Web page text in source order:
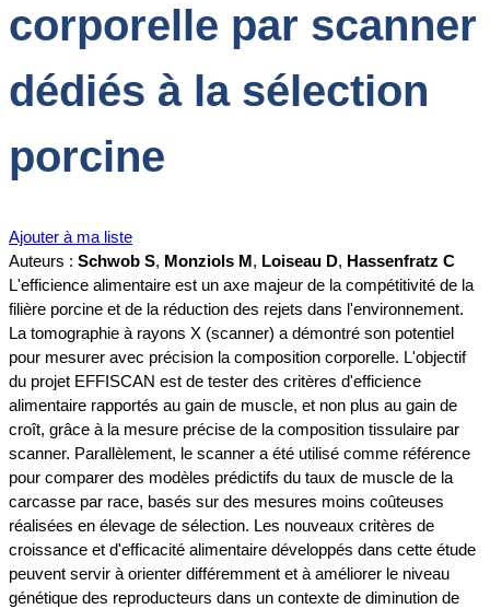
corporelle par scanner
dédiés à la sélection
porcine
Ajouter à ma liste
Auteurs : Schwob S, Monziols M, Loiseau D, Hassenfratz C
L'efficience alimentaire est un axe majeur de la compétitivité de la
filière porcine et de la réduction des rejets dans l'environnement.
La tomographie à rayons X (scanner) a démontré son potentiel
pour mesurer avec précision la composition corporelle. L'objectif
du projet EFFISCAN est de tester des critères d'efficience
alimentaire rapportés au gain de muscle, et non plus au gain de
croît, grâce à la mesure précise de la composition tissulaire par
scanner. Parallèlement, le scanner a été utilisé comme référence
pour comparer des modèles prédictifs du taux de muscle de la
carcasse par race, basés sur des mesures moins coûteuses
réalisées en élevage de sélection. Les nouveaux critères de
croissance et d'efficacité alimentaire développés dans cette étude
peuvent servir à orienter différemment et à améliorer le niveau
génétique des reproducteurs dans un contexte de diminution de